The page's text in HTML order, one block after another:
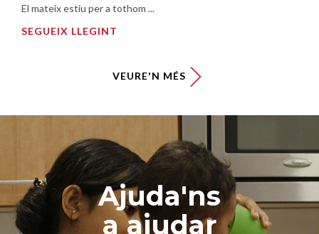
El mateix estiu per a tothom ...
SEGUEIX LLEGINT
VEURE'N MÉS
Ajuda'ns
a ajudar